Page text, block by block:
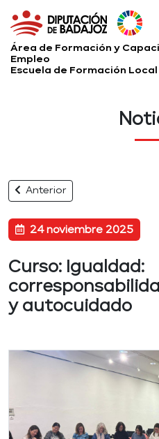
Área de Formación y
Empleo
Escuela de Formación
Anterior
24 noviembre 2025
Curso: Igualdad:
y autocuidado